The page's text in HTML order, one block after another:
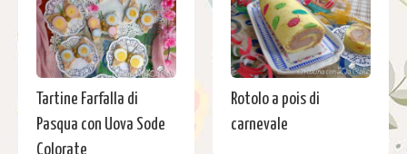
Tartine Farfalla di
Pasqua con Uova Sode
Colorate
Rotolo a pois di
carnevale